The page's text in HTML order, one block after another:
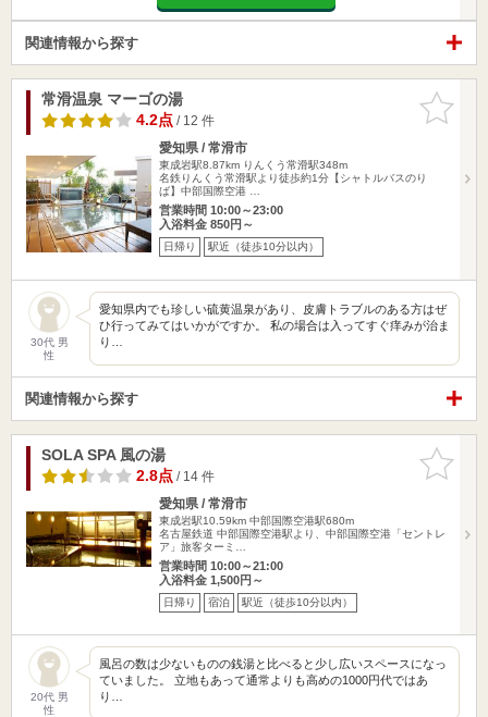
関連情報から探す
お気に入
りに追加
常滑温泉 マーゴの湯
4.2点/ 12 件
愛知県 / 常滑市
東成岩駅8.87km りんくう常滑駅348m
名鉄りんくう常滑駅より徒歩約1分【シャトルバスのり
ば】中部国際空港 …
営業時間 10:00～23:00
入浴料金 850円～
日帰り 駅近（徒歩10分以内）
30代 男
性
愛知県内でも珍しい硫黄温泉があり、皮膚トラブルのある方はぜ
ひ行ってみてはいかがですか。 私の場合は入ってすぐ痒みが治ま
り…
関連情報から探す
お気に入
りに追加
SOLA SPA 風の湯
2.8点/ 14 件
愛知県 / 常滑市
東成岩駅10.59km 中部国際空港駅680m
名古屋鉄道 中部国際空港駅より、中部国際空港「セントレ
ア」旅客ターミ…
営業時間 10:00～21:00
入浴料金 1,500円～
日帰り 宿泊 駅近（徒歩10分以内）
20代 男
性
風呂の数は少ないものの銭湯と比べると少し広いスペースになっ
ていました。 立地もあって通常よりも高めの1000円代ではあ
り…